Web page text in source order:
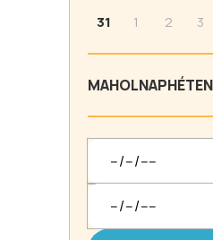
31
1 2 3
MAHOLNAPHÉTEN